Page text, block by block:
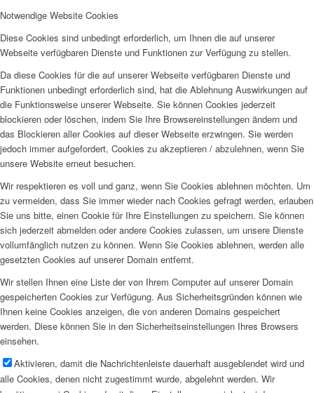
Notwendige Website Cookies
Diese Cookies sind unbedingt erforderlich, um Ihnen die auf unserer
Webseite verfügbaren Dienste und Funktionen zur Verfügung zu stellen.
Da diese Cookies für die auf unserer Webseite verfügbaren Dienste und
Funktionen unbedingt erforderlich sind, hat die Ablehnung Auswirkungen auf
die Funktionsweise unserer Webseite. Sie können Cookies jederzeit
blockieren oder löschen, indem Sie Ihre Browsereinstellungen ändern und
das Blockieren aller Cookies auf dieser Webseite erzwingen. Sie werden
jedoch immer aufgefordert, Cookies zu akzeptieren / abzulehnen, wenn Sie
unsere Website erneut besuchen.
Wir respektieren es voll und ganz, wenn Sie Cookies ablehnen möchten. Um
zu vermeiden, dass Sie immer wieder nach Cookies gefragt werden, erlauben
Sie uns bitte, einen Cookie für Ihre Einstellungen zu speichern. Sie können
sich jederzeit abmelden oder andere Cookies zulassen, um unsere Dienste
vollumfänglich nutzen zu können. Wenn Sie Cookies ablehnen, werden alle
gesetzten Cookies auf unserer Domain entfernt.
Wir stellen Ihnen eine Liste der von Ihrem Computer auf unserer Domain
gespeicherten Cookies zur Verfügung. Aus Sicherheitsgründen können wie
Ihnen keine Cookies anzeigen, die von anderen Domains gespeichert
werden. Diese können Sie in den Sicherheitseinstellungen Ihres Browsers
einsehen.
Aktivieren, damit die Nachrichtenleiste dauerhaft ausgeblendet wird und
alle Cookies, denen nicht zugestimmt wurde, abgelehnt werden. Wir